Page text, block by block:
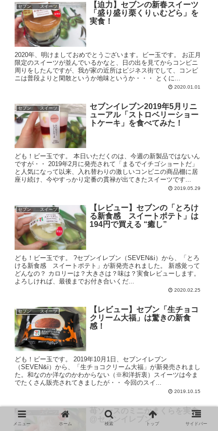
セブン スイーツ
【迫力】セブンの新春スイーツ
「盛り盛り栗くりぃむどら」を
実食！
2020年、明けましておめでとうございます。ビー玉です。 お正月
限定のスイーツが並んでいるかなと、日の出を見てからコンビニ
周りをしたんですが、我が家の近所はビジネス街でして、コンビ
ニは普段よりと閑散というか地味というか・・・ とくに...
2020.01.01
セブン スイーツ
セブンイレブン2019年5月リニ
ューアル「ストロベリーショー
トケーキ」を食べてみた！
ども！ビー玉です。 本日いただくのは、今週の新製品ではないん
ですが・・ 2019年2月に発売されて「まるでイチゴショートだ」
と人気になって以来、入れ替わりの激しいコンビニの商品棚に居
座り続け、今やすっかり定番の貫禄が出てきたスイーツです...
2019.05.29
セブン スイーツ
【レビュー】セブンの「とろけ
る新食感 スイートポテト」は
194円で買える “癒し”
ども！ビー玉です。 ?セブンイレブン（SEVEN&i）から、「とろ
ける新食感 スイートポテト」が新発売されました。 新感覚って
どんなの？ カロリーは？大きさは？味は？実食レビューします。
よろしければ、最後までお付き合いくだ...
2020.02.25
セブン スイーツ
【レビュー】セブン「生チョコ
クリーム大福」は驚きの新食
感！
ども！ビー玉です。 2019年10月1日、セブンイレブン
（SEVEN&i）から、「生チョコクリーム大福」が新発売されまし
た。和なのか洋なのかわからない（※和洋折衷）スイーツは今ま
でたくさん販売されてきましたが・・ 今回のスイ...
2019.10.15
セブン スイーツ
苺ソースのミニかまくらを実食
@セブンイレブン
メニュー ホーム 検索 トップ サイドバー